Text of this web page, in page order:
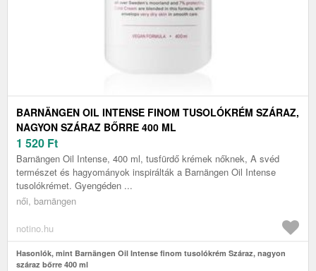
BARNÄNGEN OIL INTENSE FINOM TUSOLÓKRÉM SZÁRAZ,
NAGYON SZÁRAZ BŐRRE 400 ML
1 520 Ft
Barnängen Oil Intense, 400 ml, tusfürdő krémek nőknek, A svéd
természet és hagyományok inspirálták a Barnängen Oil Intense
tusolókrémet. Gyengéden ...
női, barnängen
notino.hu
Hasonlók, mint Barnängen Oil Intense finom tusolókrém Száraz, nagyon
száraz bőrre 400 ml